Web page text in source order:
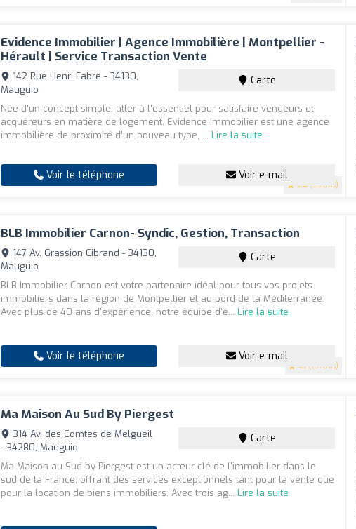
Evidence Immobilier | Agence Immobilière | Montpellier -
Hérault | Service Transaction Vente
4.6 (93 avis)
142 Rue Henri Fabre - 34130,
Mauguio
Carte
Née d’un concept simple: aller à l’essentiel pour satisfaire vendeurs et
acquéreurs en matière de logement. Evidence Immobilier est une agence
immobilière de proximité d’un nouveau type, ...Lire la suite
Voir le téléphone Voir e-mail
BLB Immobilier Carnon- Syndic, Gestion, Transaction
4.1 (101 avis)
147 Av. Grassion Cibrand - 34130,
Mauguio
Carte
BLB Immobilier Carnon est votre partenaire idéal pour tous vos projets
immobiliers dans la région de Montpellier et au bord de la Méditerranée.
Avec plus de 40 ans d'expérience, notre équipe d'e...Lire la suite
Voir le téléphone Voir e-mail
Ma Maison Au Sud By Piergest
314 Av. des Comtes de Melgueil
- 34280, Mauguio
Carte
Ma Maison au Sud by Piergest est un acteur clé de l'immobilier dans le
sud de la France, offrant des services exceptionnels tant pour la vente que
pour la location de biens immobiliers. Avec trois ag...Lire la suite